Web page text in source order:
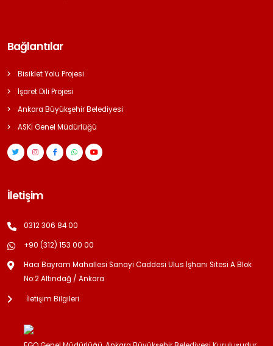
Bağlantılar
Bisiklet Yolu Projesi
İşaret Dili Projesi
Ankara Büyükşehir Belediyesi
ASKİ Genel Müdürlüğü
İletişim
0312 306 84 00
+90 (312) 153 00 00
Hacı Bayram Mahallesi Sanayi Caddesi Ulus İşhanı Sitesi A Blok
No:2 Altındağ / Ankara
İletişim Bilgileri